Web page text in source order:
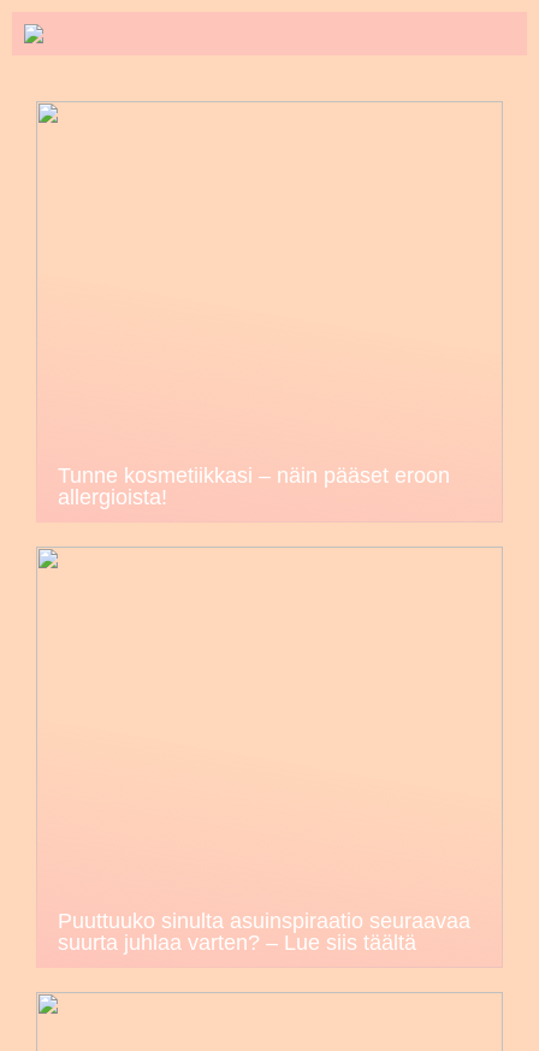
Tunne kosmetiikkasi – näin pääset eroon
allergioista!
Puuttuuko sinulta asuinspiraatio seuraavaa
suurta juhlaa varten? – Lue siis täältä